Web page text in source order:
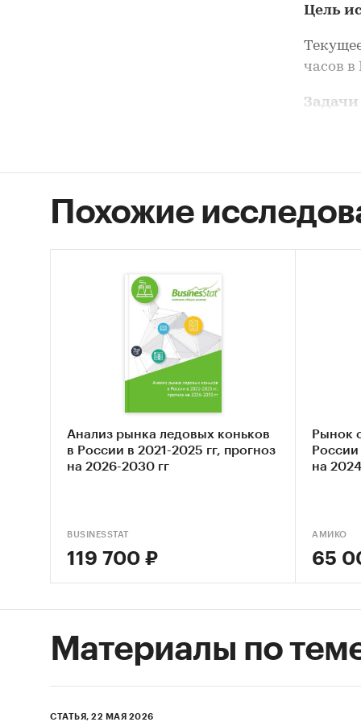
Цель
часов в
Метод
Похожие
Анализ рынка ледовых коньков
в России в 2021-2025 гг, прогноз
на 2026-2030 гг
BUSINESSTAT
119 700 ₽
Рынок
России
на
АМИКО
65
Материалы по
СТАТЬЯ, 22 МАЯ 2026